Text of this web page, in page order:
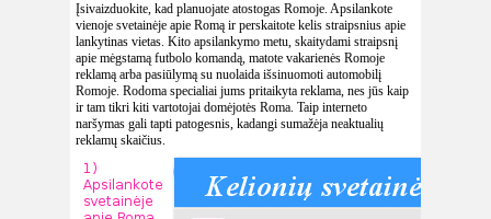
Įsivaizduokite, kad planuojate atostogas Romoje. Apsilankote
vienoje svetainėje apie Romą ir perskaitote kelis straipsnius apie
lankytinas vietas. Kito apsilankymo metu, skaitydami straipsnį
apie mėgstamą futbolo komandą, matote vakarienės Romoje
reklamą arba pasiūlymą su nuolaida išsinuomoti automobilį
Romoje. Rodoma specialiai jums pritaikyta reklama, nes jūs kaip
ir tam tikri kiti vartotojai domėjotės Roma. Taip interneto
naršymas gali tapti patogesnis, kadangi sumažėja neaktualių
reklamų skaičius.